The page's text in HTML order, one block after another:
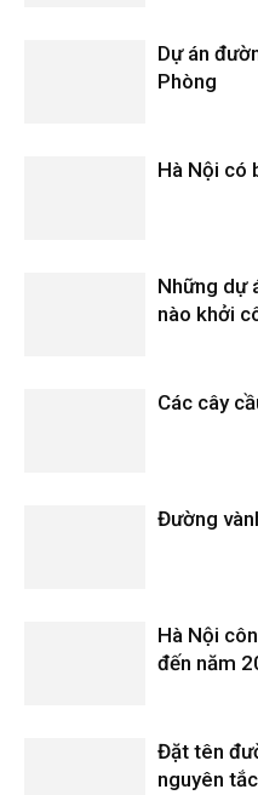
Dự án
Phòng
Hà Nội có
Những dự
nào khởi
Các cây
Đường
Hà Nội
đến năm
Đặt tên
nguyên